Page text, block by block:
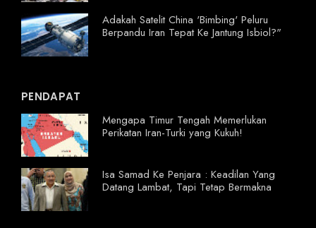
Adakah Satelit China 'Bimbing' Peluru
Berpandu Iran Tepat Ke Jantung Isbiol?"
PENDAPAT
Mengapa Timur Tengah Memerlukan
Perikatan Iran-Turki yang Kukuh!
Isa Samad Ke Penjara : Keadilan Yang
Datang Lambat, Tapi Tetap Bermakna